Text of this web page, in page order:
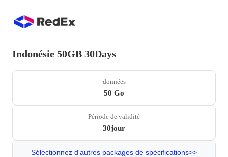
Indonésie 50GB 30Days
données
50 Go
Période de validité
30jour
Sélectionnez d'autres packages de spécifications>>